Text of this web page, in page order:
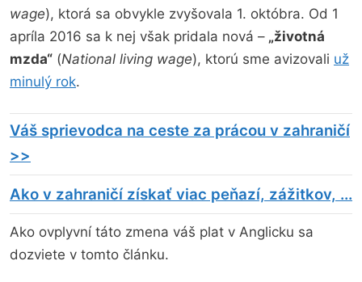
wage), ktorá sa obvykle zvyšovala 1. októbra. Od 1
apríla 2016 sa k nej však pridala nová – „životná
mzda“ (National living wage), ktorú sme avizovali už
minulý rok.
Váš sprievodca na ceste za prácou v zahraničí
>>
Ako v zahraničí získať viac peňazí, zážitkov, ...
Ako ovplyvní táto zmena váš plat v Anglicku sa
dozviete v tomto článku.